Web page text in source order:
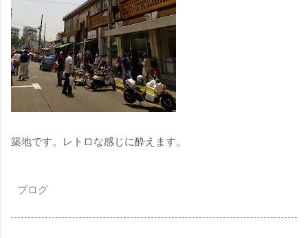
築地です。レトロな感じに酔えます。
ブログ